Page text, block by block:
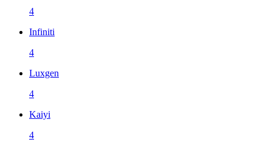
4
Infiniti
4
Luxgen
4
Kaiyi
4